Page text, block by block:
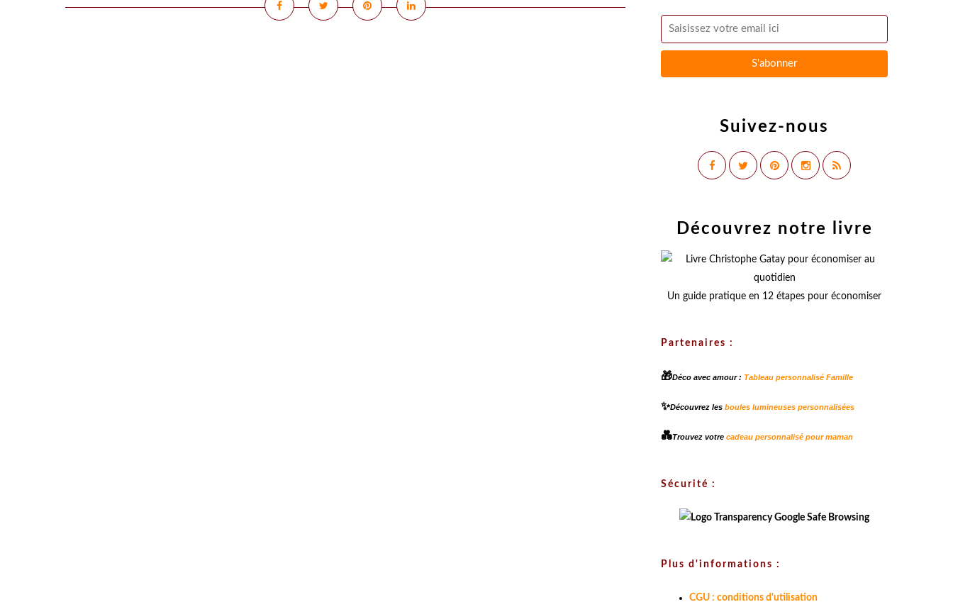
Suivez-nous
Découvrez notre livre
Un guide pratique en 12 étapes pour économiser
Partenaires :
🎁Déco avec amour : Tableau personnalisé Famille
✨Découvrez les boules lumineuses personnalisées
💑Trouvez votre cadeau personnalisé pour maman
Sécurité :
Plus d'informations :
CGU : conditions d'utilisation